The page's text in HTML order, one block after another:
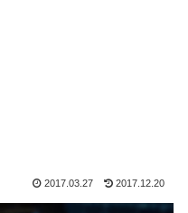
2017.03.27 2017.12.20